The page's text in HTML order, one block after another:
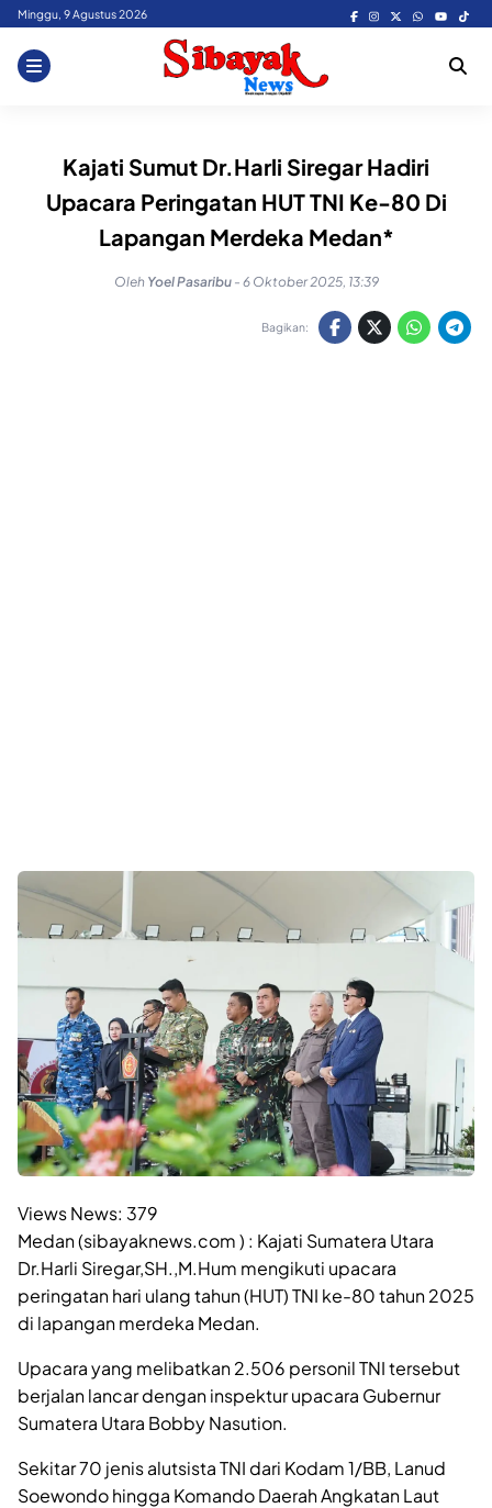
Skip
content
Minggu, 9 Agustus 2026
Kajati Sumut Dr.Harli Siregar Hadiri
Upacara Peringatan HUT TNI Ke-80 Di
Lapangan Merdeka Medan*
Oleh Yoel Pasaribu - 6 Oktober 2025, 13:39
Bagikan:
Views News: 379
Medan (sibayaknews.com ) : Kajati Sumatera Utara
Dr.Harli Siregar,SH.,M.Hum mengikuti upacara
peringatan hari ulang tahun (HUT) TNI ke-80 tahun 2025
di lapangan merdeka Medan.
Upacara yang melibatkan 2.506 personil TNI tersebut
berjalan lancar dengan inspektur upacara Gubernur
Sumatera Utara Bobby Nasution.
Sekitar 70 jenis alutsista TNI dari Kodam 1/BB, Lanud
Soewondo hingga Komando Daerah Angkatan Laut